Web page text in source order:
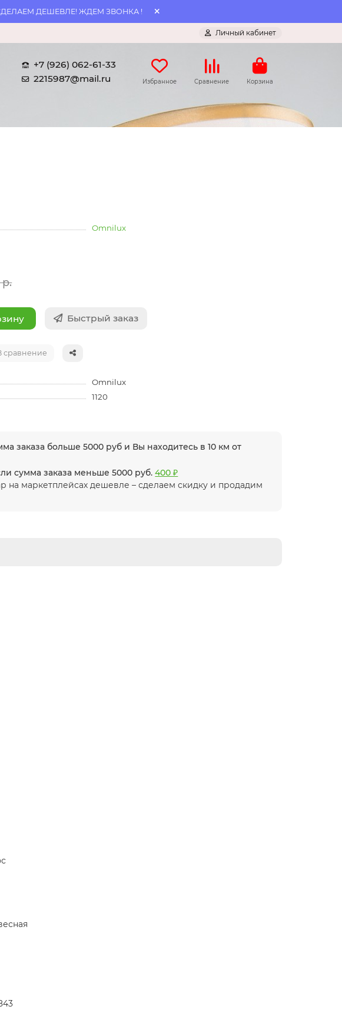
ДЕШЕВЛЕ! ЖДЕМ ЗВОНКА !
Личный кабинет
+7 (926) 062-61-33
2215987@mail.ru
Избранное Сравнение Корзина
Omnilux
р.
Быстрый заказ
сравнение
Omnilux
1120
заказа больше 5000 руб и Вы находитесь в 10 км от
сумма заказа меньше 5000 руб.400 ₽
на маркетплейсах дешевле – сделаем скидку и продадим